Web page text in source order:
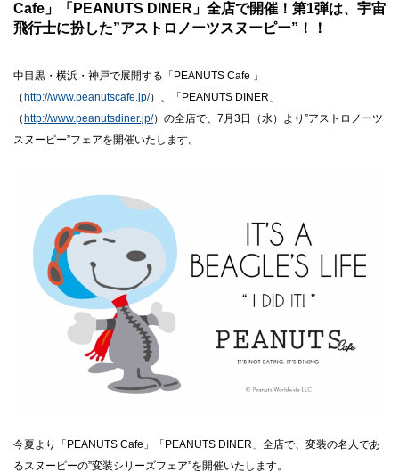
RECRUIT
NEWS
Cafe」「PEANUTS DINER」全店で開催！第1弾は、宇宙
飛行士に扮した”アストロノーツスヌーピー”！！
中目黒・横浜・神戸で展開する「PEANUTS Cafe 」
（ http://www.peanutscafe.jp/）、「PEANUTS DINER」
（ http://www.peanutsdiner.jp/）の全店で、7月3日（水）より”アストロノーツ
スヌーピー”フェアを開催いたします。
今夏より「PEANUTS Cafe」「PEANUTS DINER」全店で、変装の名人であ
るスヌーピーの”変装シリーズフェア”を開催いたします。